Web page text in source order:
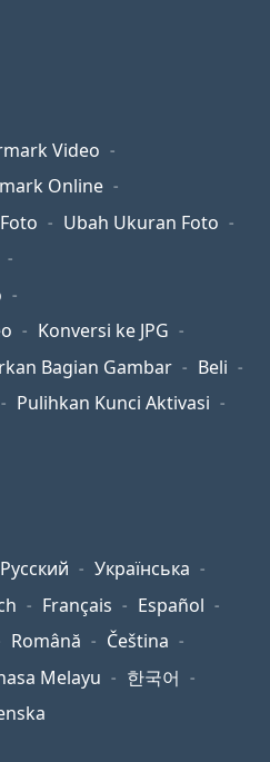
Video
Online
Ubah Ukuran Foto
Konversi ke JPG
Bagian Gambar
Beli
Pulihkan Kunci Aktivasi
Русский
Українська
Français
Español
Română
Čeština
Melayu
한국어